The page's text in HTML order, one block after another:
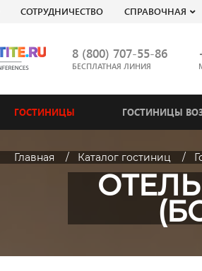
СОТРУДНИЧЕСТВО СПРАВОЧНАЯ
8 (800) 707-55-86
БЕСПЛАТНАЯ ЛИНИЯ
ГОСТИНИЦЫ ГОСТИНИЦЫ
Главная Каталог гостиниц